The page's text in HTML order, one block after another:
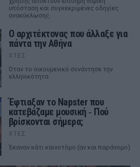
υπόσταση και συγκεκριμένες οδηγίες
ανακύκλωσης.
Ο αρχιτέκτονας που άλλαξε για
πάντα την Αθήνα
ΧΤΕΣ
Όταν το οικουμενικό συνάντησε την
ελληνικότητα
Έφτιαξαν το Napster που
κατεβάζαμε μουσική ‑ Πού
βρίσκονται σήμερα;
ΧΤΕΣ
Έκαναν κάτι καινοτόμο (αν και παράνομο)